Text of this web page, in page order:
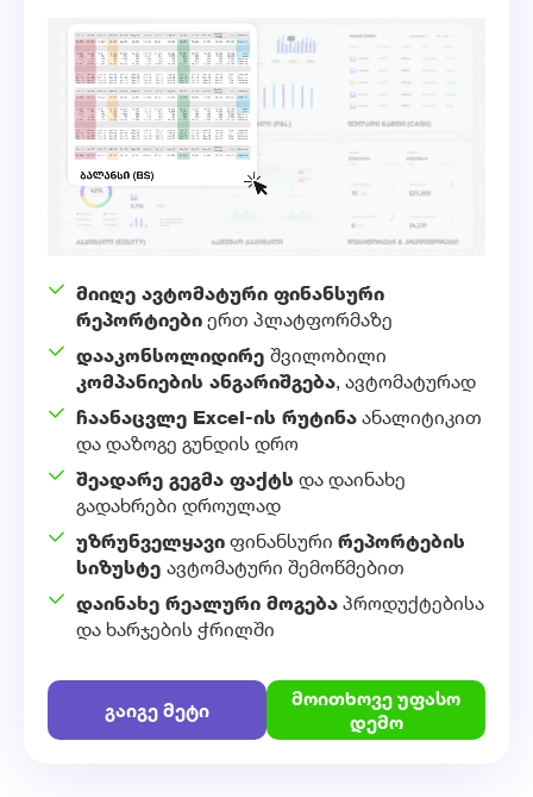
მიიღე ავტომატური ფინანსური
რეპორტიები ერთ პლატფორმაზე
დააკონსოლიდირე შვილობილი
კომპანიების ანგარიშგება, ავტომატურად
ჩაანაცვლე Excel-ის რუტინა ანალიტიკით
და დაზოგე გუნდის დრო
შეადარე გეგმა ფაქტს და დაინახე
გადახრები დროულად
უზრუნველყავი ფინანსური რეპორტების
სიზუსტე ავტომატური შემოწმებით
დაინახე რეალური მოგება პროდუქტებისა
და ხარჯების ჭრილში
გაიგე მეტი
მოითხოვე უფასო
დემო